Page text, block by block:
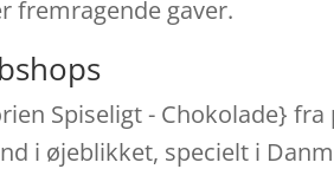
fremragende gaver.
Spiseligt - Chokolade}
i øjeblikket, specielt i